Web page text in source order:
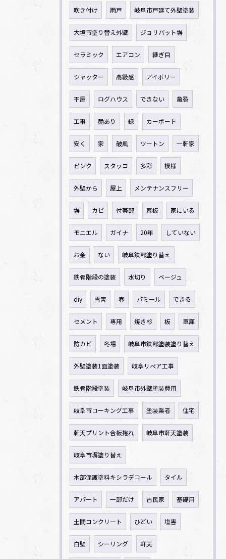
吹き付け 雨戸 岐阜市戸建て外壁塗装
大垣市塗り替え外壁 ジョリパット塀
セラミック エアコン 継ぎ目
シャッター 高級感 アイボリー
平屋 ログハウス できない 亀裂
工事 艶あり 緑 カーポート
安く 家 破風 ツートン 一軒家
ピンク スタッコ 多彩 模様
外壁から 屋上 メンテナンスフリー
塀 カビ 付帯部 幕板 家にいる
モニエル ガイナ 20年 していない
お金 ない 岐阜鉄部塗り替え
鉄骨階段の塗装 水切り ベージュ
diy 雪害 春 パミール できる
セメント 専用 焼き杉 板 車庫
防カビ 冬場 岐阜市鉄部塗装塗り替え
外壁塗装1面塗装 岐阜リペア工事
鉄骨階段塗装 岐阜市外壁塗装費用
岐阜市コーキング工事 塗装業者 住宅
軒天プリント合板捲れ 岐阜市軒天塗装
岐阜市塀塗り替え
木部保護塗料キシラデコール タイル
アパート 一部だけ 古民家 基礎用
土間コンクリート ひどい 塩害
白壁 シーリング 軒天